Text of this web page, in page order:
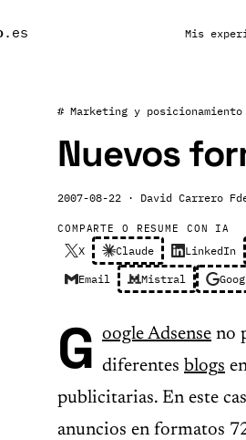
.es Mis
# Marketing y posicionamiento
Nuevos
2007-08-22 · David Carrero
COMPARTE O RESUME CON IA
X Claude LinkedIn
Email Mistral
G oogle Adsense no
diferentes blogs
publicitarias. En este
anuncios en formatos